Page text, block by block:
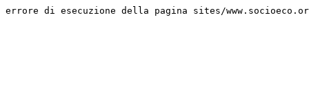
errore di esecuzione della pagina sites/